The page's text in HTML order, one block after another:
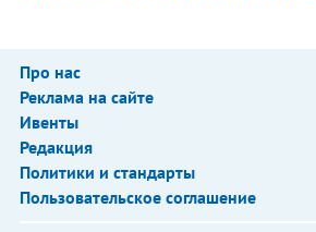
Про нас
Реклама на сайте
Ивенты
Редакция
Политики и стандарты
Пользовательское соглашение